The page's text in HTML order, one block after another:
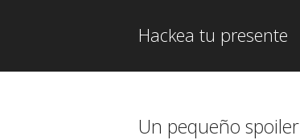
Hackea tu presente
Un pequeño spoiler